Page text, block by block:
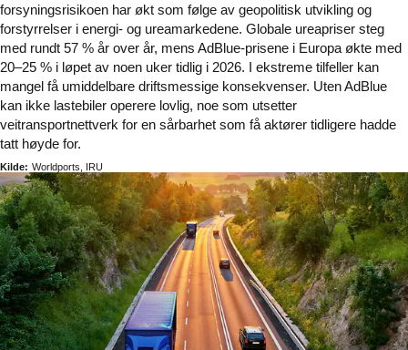
forsyningsrisikoen har økt som følge av geopolitisk utvikling og
forstyrrelser i energi- og ureamarkedene. Globale ureapriser steg
med rundt 57 % år over år, mens AdBlue-prisene i Europa økte med
20–25 % i løpet av noen uker tidlig i 2026. I ekstreme tilfeller kan
mangel få umiddelbare driftsmessige konsekvenser. Uten AdBlue
kan ikke lastebiler operere lovlig, noe som utsetter
veitransportnettverk for en sårbarhet som få aktører tidligere hadde
tatt høyde for.
Kilde: Worldports, IRU